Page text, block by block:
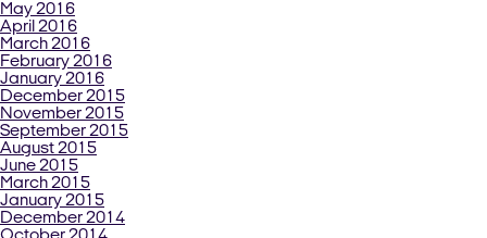
May 2016
April 2016
March 2016
February 2016
January 2016
December 2015
November 2015
September 2015
August 2015
June 2015
March 2015
January 2015
December 2014